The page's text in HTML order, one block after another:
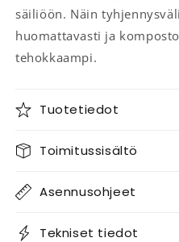
säiliöön. Näin
huomattavasti ja
tehokkaampi.
Tuotetiedot
Toimitussisältö
Asennusohjeet
Tekniset tiedot